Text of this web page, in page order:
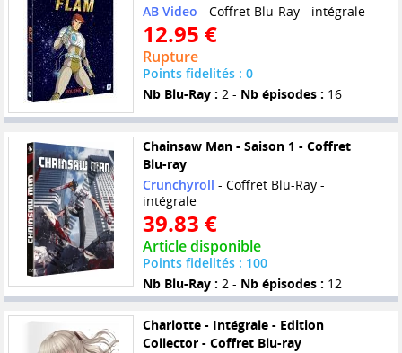
AB Video - Coffret Blu-Ray - intégrale
12.95 €
Rupture
Points fidelités : 0
Nb Blu-Ray : 2 - Nb épisodes : 16
Chainsaw Man - Saison 1 - Coffret
Blu-ray
Crunchyroll - Coffret Blu-Ray -
intégrale
39.83 €
Article disponible
Points fidelités : 100
Nb Blu-Ray : 2 - Nb épisodes : 12
Charlotte - Intégrale - Edition
Collector - Coffret Blu-ray